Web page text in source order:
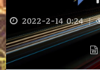
2022-2-14 0:24 |